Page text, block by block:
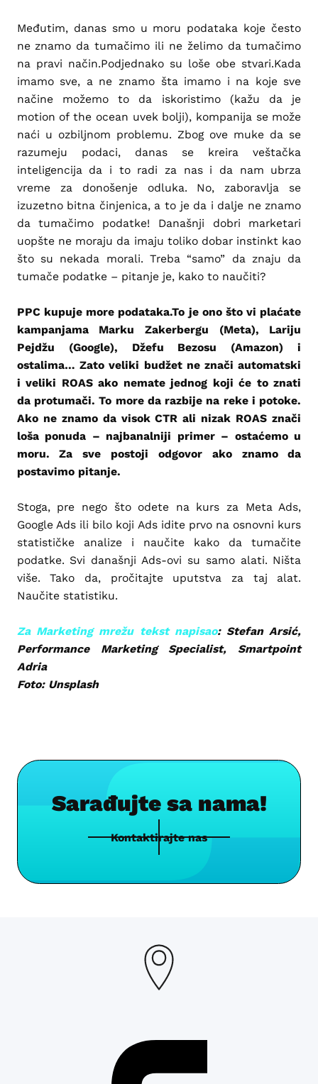
Međutim, danas smo u moru podataka koje često
ne znamo da tumačimo ili ne želimo da tumačimo
na pravi način.Podjednako su loše obe stvari.Kada
imamo sve, a ne znamo šta imamo i na koje sve
načine možemo to da iskoristimo (kažu da je
motion of the ocean uvek bolji), kompanija se može
naći u ozbiljnom problemu. Zbog ove muke da se
razumeju podaci, danas se kreira veštačka
inteligencija da i to radi za nas i da nam ubrza
vreme za donošenje odluka. No, zaboravlja se
izuzetno bitna činjenica, a to je da i dalje ne znamo
da tumačimo podatke! Današnji dobri marketari
uopšte ne moraju da imaju toliko dobar instinkt kao
što su nekada morali. Treba “samo” da znaju da
tumače podatke – pitanje je, kako to naučiti?
PPC kupuje more podataka.To je ono što vi plaćate
kampanjama Marku Zakerbergu (Meta), Lariju
Pejdžu (Google), Džefu Bezosu (Amazon) i
ostalima… Zato veliki budžet ne znači automatski
i veliki ROAS ako nemate jednog koji će to znati
da protumači. To more da razbije na reke i potoke.
Ako ne znamo da visok CTR ali nizak ROAS znači
loša ponuda – najbanalniji primer – ostaćemo u
moru. Za sve postoji odgovor ako znamo da
postavimo pitanje.
Stoga, pre nego što odete na kurs za Meta Ads,
Google Ads ili bilo koji Ads idite prvo na osnovni kurs
statističke analize i naučite kako da tumačite
podatke. Svi današnji Ads-ovi su samo alati. Ništa
više. Tako da, pročitajte uputstva za taj alat.
Naučite statistiku.
Za Marketing mrežu tekst napisao: Stefan Arsić,
Performance Marketing Specialist, Smartpoint
Adria
Foto: Unsplash
Sarađujte sa nama!
Kontaktirajte nas